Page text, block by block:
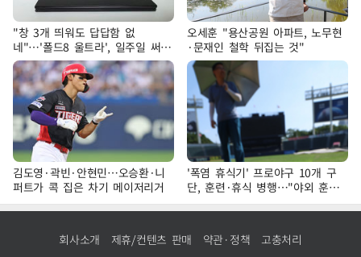
"창 3개 띄워도 답답함 없
네"…'폴드8 울트라', 일주일 써보
니
오세훈 "용산공원 아파트, 노무현
·문재인 철학 뒤집는 것"
김도영·곽빈·안현민…오승환·니
퍼트가 콕 집은 차기 메이저리거
'폭염 휴식기' 프로야구 10개 구
단, 훈련·휴식 병행…"야외 훈련
해도 안전 최우선"
회사소개 제휴/컨텐츠 판매 약관·정책 고충처리